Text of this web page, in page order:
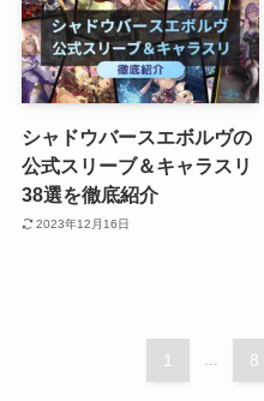
シャドウバースエボルヴの
公式スリーブ＆キャラスリ
38選を徹底紹介
2023年12月16日
1 8